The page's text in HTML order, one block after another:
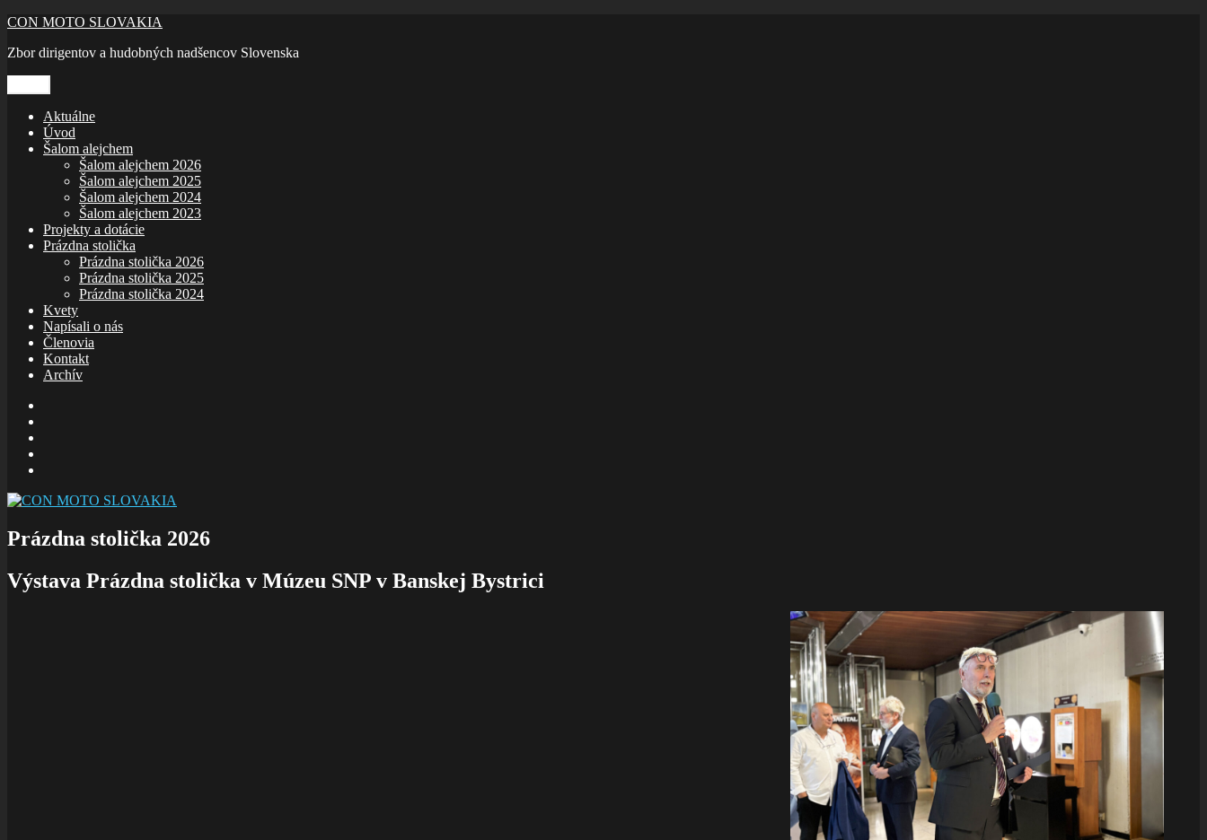
Prejsť
obsah
CON MOTO SLOVAKIA
Zbor dirigentov a hudobných nadšencov Slovenska
Aktuálne
Úvod
Šalom alejchem
Šalom alejchem 2026
Šalom alejchem 2025
Šalom alejchem 2024
Šalom alejchem 2023
Projekty a dotácie
Prázdna stolička
Prázdna stolička 2026
Prázdna stolička 2025
Prázdna stolička 2024
Kvety
Napísali o nás
Členovia
Kontakt
Archív
Prázdna stolička 2026
Výstava Prázdna stolička v Múzeu SNP v Banskej Bystrici